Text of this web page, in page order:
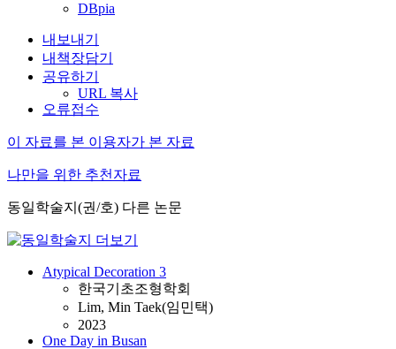
DBpia
내보내기
내책장담기
공유하기
URL 복사
오류접수
이 자료를 본 이용자가 본 자료
나만을 위한 추천자료
동일학술지(권/호) 다른 논문
Atypical Decoration 3
한국기초조형학회
Lim, Min Taek(임민택)
2023
One Day in Busan